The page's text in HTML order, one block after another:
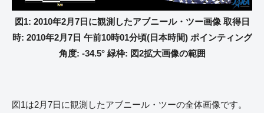
図1: 2010年2月7日に観測したアブニール・ツー画像 取得日
時: 2010年2月7日 午前10時01分頃(日本時間) ポインティング
角度: -34.5° 緑枠: 図2拡大画像の範囲
図1は2月7日に観測したアブニール・ツーの全体画像です。